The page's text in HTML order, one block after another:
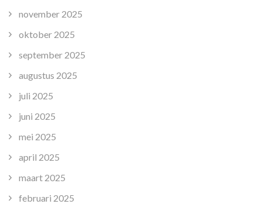
november 2025
oktober 2025
september 2025
augustus 2025
juli 2025
juni 2025
mei 2025
april 2025
maart 2025
februari 2025